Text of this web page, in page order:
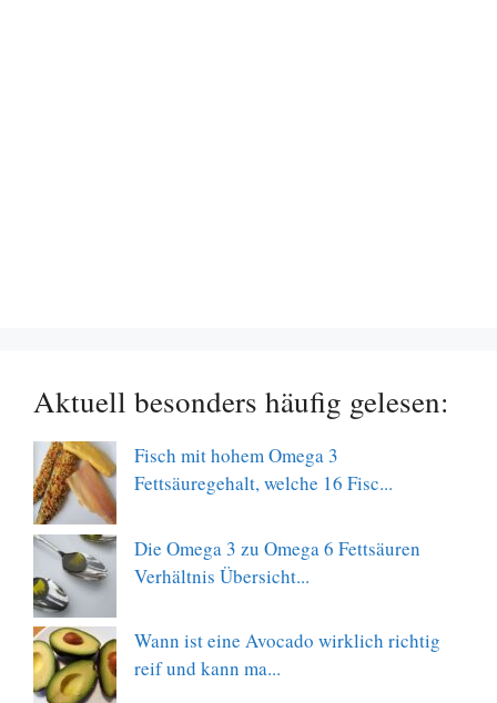
Aktuell besonders häufig gelesen:
Fisch mit hohem Omega 3
Fettsäuregehalt, welche 16 Fisc...
Die Omega 3 zu Omega 6 Fettsäuren
Verhältnis Übersicht...
Wann ist eine Avocado wirklich richtig
reif und kann ma...